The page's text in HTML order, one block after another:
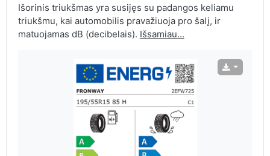
Išorinis triukšmas yra susijęs su padangos keliamu
triukšmu, kai automobilis pravažiuoja pro šalį, ir
matuojamas dB (decibelais). Išsamiau...